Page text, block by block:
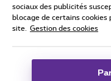
Tous droits réservés. ©
Conditions générales,
Coordonnées de
sociaux des publicités
blocage de certains
site.
Gestion des cookies